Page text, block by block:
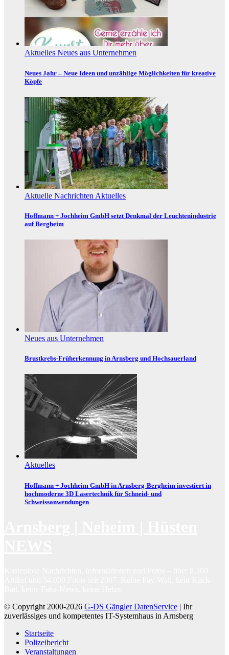
Aktuelles Neues aus Unternehmen
Neues Jahr – Neue Ideen und unzählige Möglichkeiten für kreative
Köpfe
Aktuelle Nachrichten Aktuelles
Hoffmann + Jochheim GmbH setzt Denkmal der Leuchtenindustrie
auf Bergheim
Neues aus Unternehmen
Brustkrebs-Früherkennung in Arnsberg und Hochsauerland
Aktuelles
Hoffmann + Jochheim GmbH in Arnsberg-Bergheim investiert in
hochmoderne 3D Lasertechnik für Schneid- und
Schweissanwendungen
© Copyright 2000-2026 G-DS Gängler DatenService | Ihr
zuverlässiges und kompetentes IT-Systemhaus in Arnsberg
Startseite
Polizeibericht
Veranstaltungen